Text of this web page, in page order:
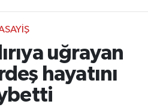
uğrayan
hayatını
ve Fikstür